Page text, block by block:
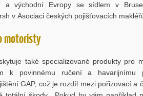
a východní Evropy se sídlem v
v Asociaci českých pojišťovacích
motoristy
také specializované produkty pro
k povinnému ručení a havarijnímu
GAP, což je rozdíl mezi pořizovací a